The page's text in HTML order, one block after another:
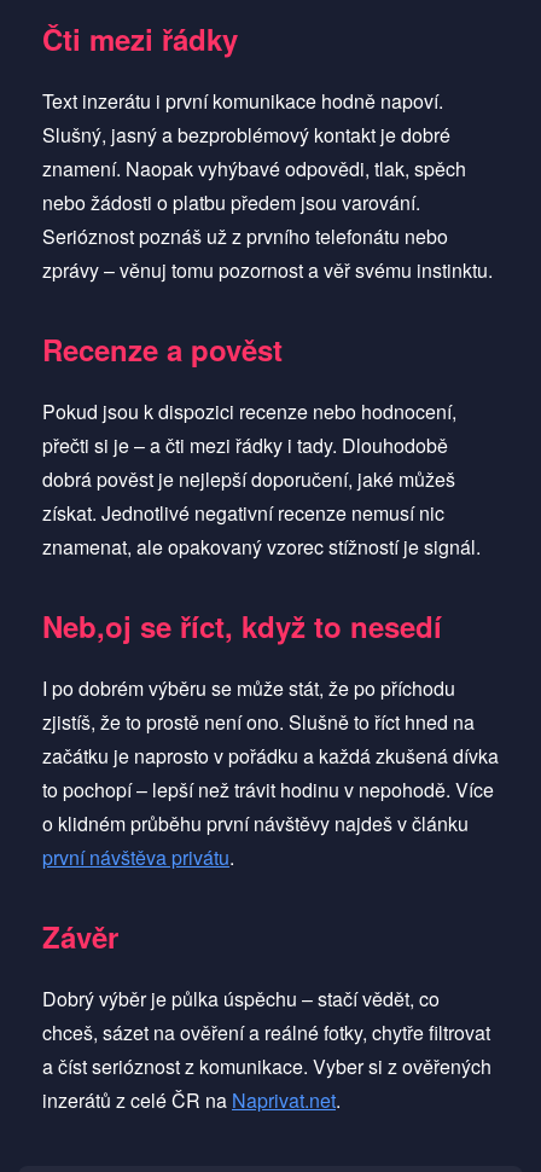
Čti mezi řádky
Text inzerátu i první komunikace hodně napoví.
Slušný, jasný a bezproblémový kontakt je dobré
znamení. Naopak vyhýbavé odpovědi, tlak, spěch
nebo žádosti o platbu předem jsou varování.
Serióznost poznáš už z prvního telefonátu nebo
zprávy – věnuj tomu pozornost a věř svému instinktu.
Recenze a pověst
Pokud jsou k dispozici recenze nebo hodnocení,
přečti si je – a čti mezi řádky i tady. Dlouhodobě
dobrá pověst je nejlepší doporučení, jaké můžeš
získat. Jednotlivé negativní recenze nemusí nic
znamenat, ale opakovaný vzorec stížností je signál.
Neb,oj se říct, když to nesedí
I po dobrém výběru se může stát, že po příchodu
zjistíš, že to prostě není ono. Slušně to říct hned na
začátku je naprosto v pořádku a každá zkušená dívka
to pochopí – lepší než trávit hodinu v nepohodě. Více
o klidném průběhu první návštěvy najdeš v článku
první návštěva privátu.
Závěr
Dobrý výběr je půlka úspěchu – stačí vědět, co
chceš, sázet na ověření a reálné fotky, chytře filtrovat
a číst serióznost z komunikace. Vyber si z ověřených
inzerátů z celé ČR na Naprivat.net.